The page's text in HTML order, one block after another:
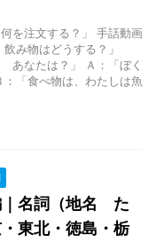
を注文する？」 手話動画
み物はどうする？」
あなたは？」 Ａ：「ぼく
「食べ物は、わたしは魚
｜名詞（地名 た
東北・徳島・栃